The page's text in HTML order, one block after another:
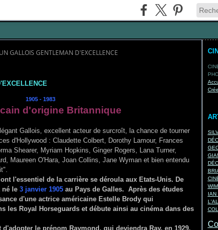
GALLOIS GENTLEMAN D'EXCELLENCE
1905 - 1983
d'origine Britannique
Gallois, excellent acteur de surcroît, la chance de tourner
d'Hollywood : Claudette Colbert, Dorothy Lamour, Frances
Shearer, Myriam Hopkins, Ginger Rogers, Lana Turner,
Maureen O'Hara, Joan Collins, Jane Wyman et bien entendu
l'essentiel de la carrière se déroula aux Etats-Unis. De
né le 3 janvier 1905 au Pays de Galles. Après des études
d'une actrice américaine Estelle Brody qui
les Royal Horseguards et débute ainsi au cinéma dans des
le prénom Raymond, qui deviendra Ray, en 1929.
IAN